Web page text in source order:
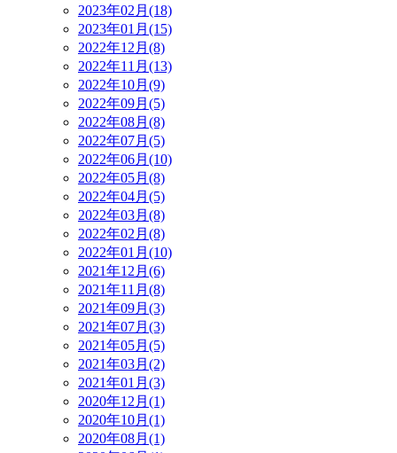
2023年02月(18)
2023年01月(15)
2022年12月(8)
2022年11月(13)
2022年10月(9)
2022年09月(5)
2022年08月(8)
2022年07月(5)
2022年06月(10)
2022年05月(8)
2022年04月(5)
2022年03月(8)
2022年02月(8)
2022年01月(10)
2021年12月(6)
2021年11月(8)
2021年09月(3)
2021年07月(3)
2021年05月(5)
2021年03月(2)
2021年01月(3)
2020年12月(1)
2020年10月(1)
2020年08月(1)